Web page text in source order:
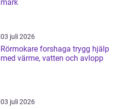
mark
03 juli 2026
Rörmokare forshaga trygg hjälp
med värme, vatten och avlopp
03 juli 2026